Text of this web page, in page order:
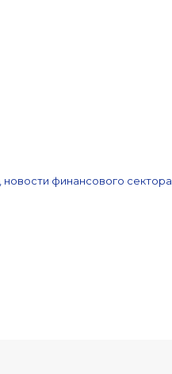
финансового сектора